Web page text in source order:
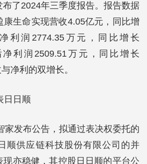
了2024年三季度报告。报告数据
康生命实现营收4.05亿元，同比增
利润2774.35万元，同比增长
净利润2509.51万元，同比增长
净利的双增长。
日日顺
家发布公告，拟通过表决权委托的
顺供应链科技股份有限公司的并
现亦稳健，其控股日日顺的平台公